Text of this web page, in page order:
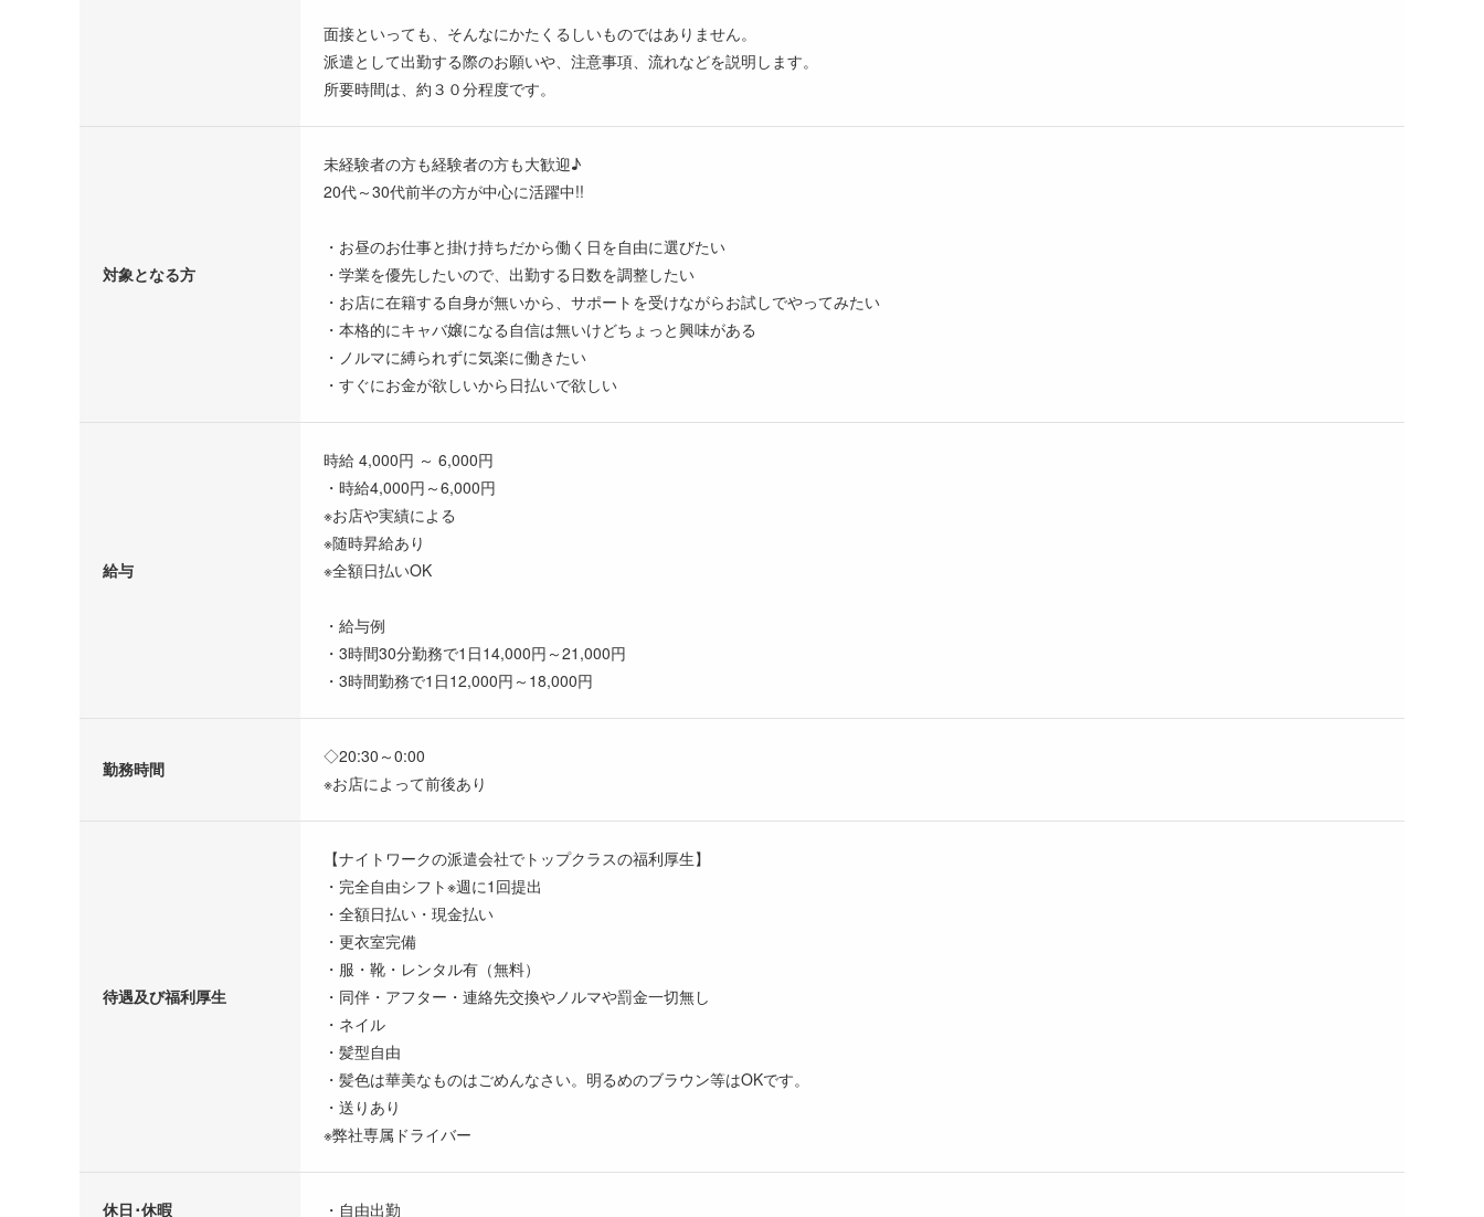
面接といっても、そんなにかたくるしいものではありません。
派遣として出勤する際のお願いや、注意事項、流れなどを説明します。
所要時間は、約３０分程度です。
対象となる方
未経験者の方も経験者の方も大歓迎♪
20代～30代前半の方が中心に活躍中!!
・お昼のお仕事と掛け持ちだから働く日を自由に選びたい
・学業を優先したいので、出勤する日数を調整したい
・お店に在籍する自身が無いから、サポートを受けながらお試しでやってみたい
・本格的にキャバ嬢になる自信は無いけどちょっと興味がある
・ノルマに縛られずに気楽に働きたい
・すぐにお金が欲しいから日払いで欲しい
給与
時給 4,000円 ～ 6,000円
・時給4,000円～6,000円
※お店や実績による
※随時昇給あり
※全額日払いOK
・給与例
・3時間30分勤務で1日14,000円～21,000円
・3時間勤務で1日12,000円～18,000円
勤務時間
◇20:30～0:00
※お店によって前後あり
待遇及び福利厚生
【ナイトワークの派遣会社でトップクラスの福利厚生】
・完全自由シフト※週に1回提出
・全額日払い・現金払い
・更衣室完備
・服・靴・レンタル有（無料）
・同伴・アフター・連絡先交換やノルマや罰金一切無し
・ネイル
・髪型自由
・髪色は華美なものはごめんなさい。明るめのブラウン等はOKです。
・送りあり
※弊社専属ドライバー
休日･休暇 ・自由出勤